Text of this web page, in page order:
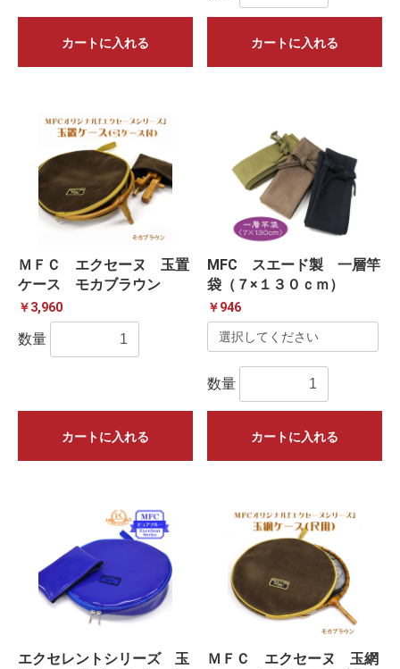
カートに入れる カートに入れる
ＭＦＣ エクセーヌ 玉置
ケース モカブラウン
￥3,960
数量
カートに入れる
MFC スエード製 一層竿
袋（７×１３０ｃｍ）
￥946
数量
カートに入れる
エクセレントシリーズ 玉
ＭＦＣ エクセーヌ 玉網